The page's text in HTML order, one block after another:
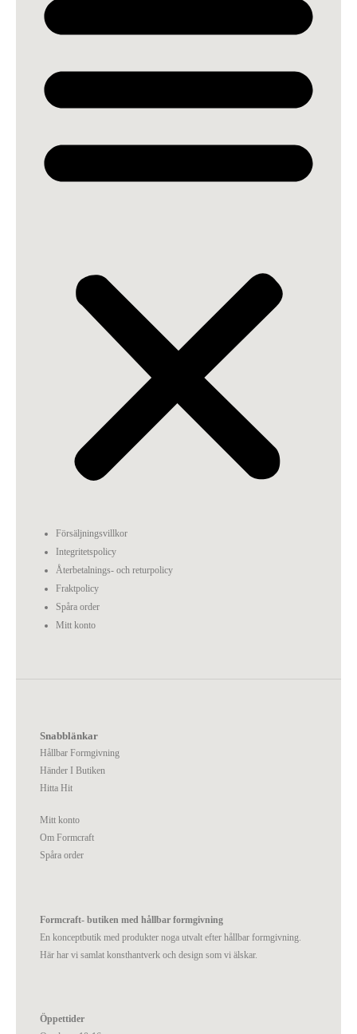
Försäljningsvillkor
Integritetspolicy
Återbetalnings- och returpolicy
Fraktpolicy
Spåra order
Mitt konto
Snabblänkar
Hållbar Formgivning
Händer I Butiken
Hitta Hit
Mitt konto
Om Formcraft
Spåra order
Formcraft- butiken med hållbar formgivning
En konceptbutik med produkter noga utvalt efter hållbar formgivning.
Här har vi samlat konsthantverk och design som vi älskar.
Öppettider